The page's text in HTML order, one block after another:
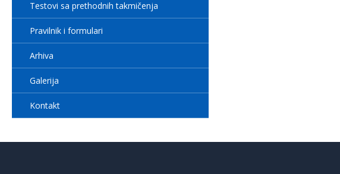
Testovi sa prethodnih takmičenja
Pravilnik i formulari
Arhiva
Galerija
Kontakt